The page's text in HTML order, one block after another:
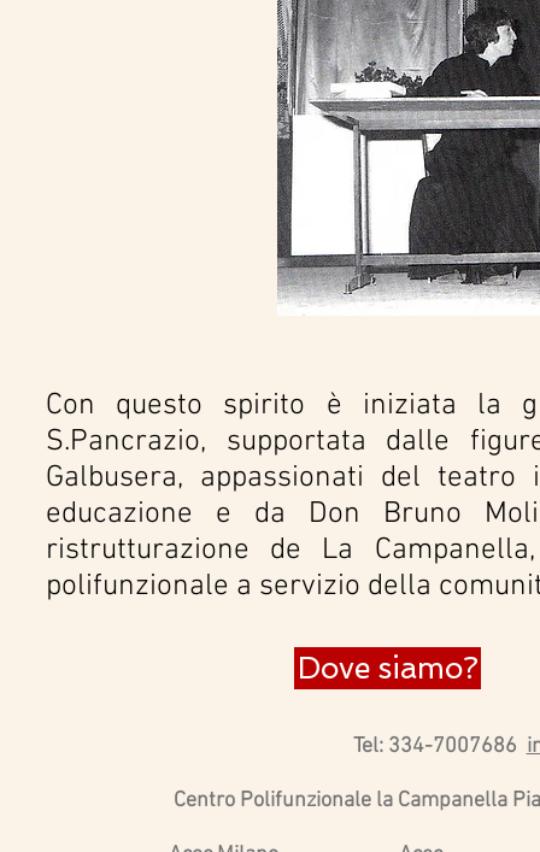
Con questo spirito è iniziata la
S.Pancrazio, supportata dalle
Galbusera, appassionati del
educazione e da Don Bruno
ristrutturazione de La
polifunzionale a servizio della
Dove siamo?
Tel: 334-7007686
Centro Polifunzionale la Campanella